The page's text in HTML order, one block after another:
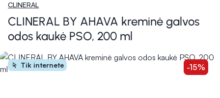
CLINERAL
CLINERAL BY AHAVA kreminė galvos
odos kaukė PSO, 200 ml
Tik internete -15%